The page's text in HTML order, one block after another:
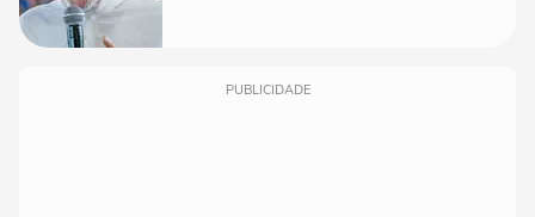
PUBLICIDADE